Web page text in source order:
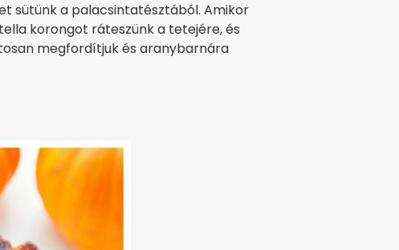
sütünk a palacsintatésztából. Amikor
korongot ráteszünk a tetejére, és
megfordítjuk és aranybarnára